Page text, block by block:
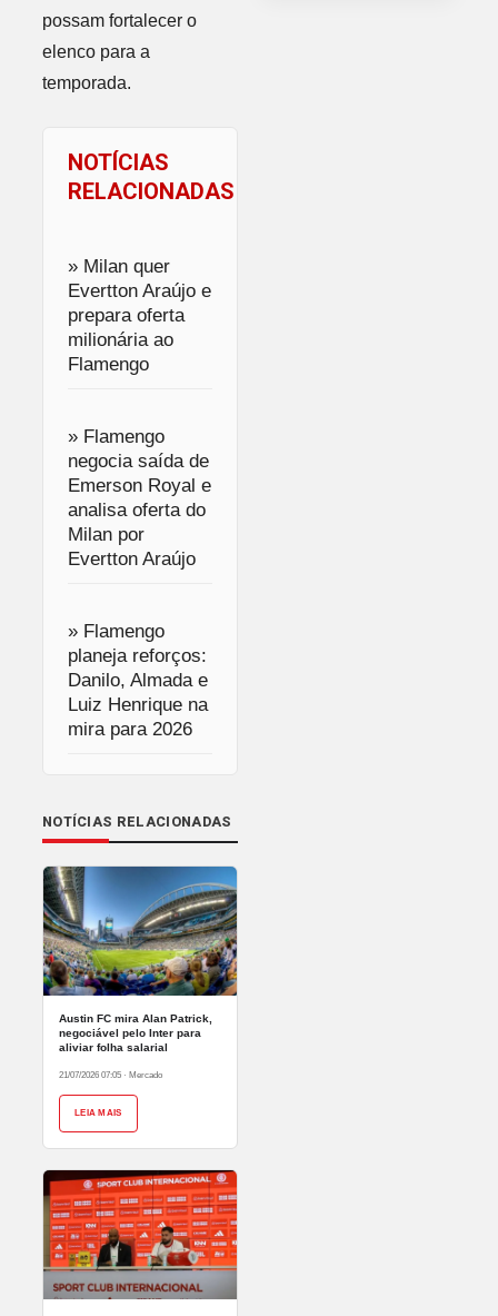
possam fortalecer o
elenco para a
temporada.
NOTÍCIAS
RELACIONADAS
» Milan quer
Evertton Araújo e
prepara oferta
milionária ao
Flamengo
» Flamengo
negocia saída de
Emerson Royal e
analisa oferta do
Milan por
Evertton Araújo
» Flamengo
planeja reforços:
Danilo, Almada e
Luiz Henrique na
mira para 2026
NOTÍCIAS RELACIONADAS
Austin FC mira Alan Patrick,
negociável pelo Inter para
aliviar folha salarial
21/07/2026 07:05 · Mercado
LEIA MAIS